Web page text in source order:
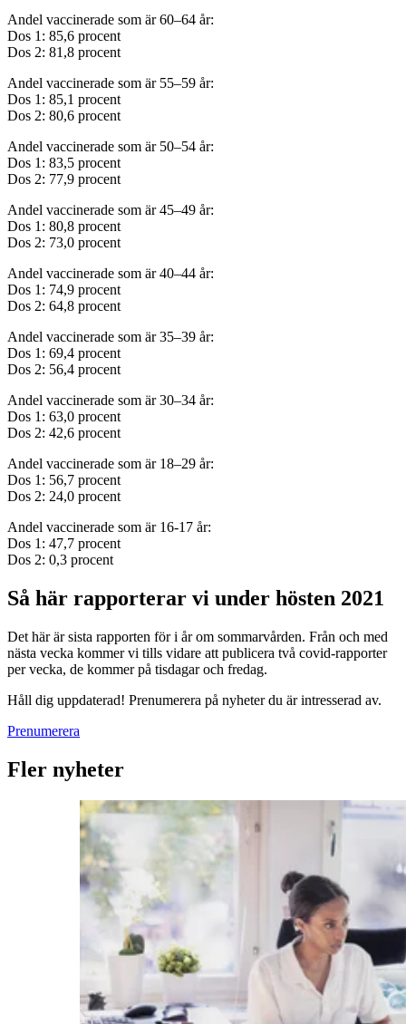
Andel vaccinerade som är 60–64 år:
Dos 1: 85,6 procent
Dos 2: 81,8 procent
Andel vaccinerade som är 55–59 år:
Dos 1: 85,1 procent
Dos 2: 80,6 procent
Andel vaccinerade som är 50–54 år:
Dos 1: 83,5 procent
Dos 2: 77,9 procent
Andel vaccinerade som är 45–49 år:
Dos 1: 80,8 procent
Dos 2: 73,0 procent
Andel vaccinerade som är 40–44 år:
Dos 1: 74,9 procent
Dos 2: 64,8 procent
Andel vaccinerade som är 35–39 år:
Dos 1: 69,4 procent
Dos 2: 56,4 procent
Andel vaccinerade som är 30–34 år:
Dos 1: 63,0 procent
Dos 2: 42,6 procent
Andel vaccinerade som är 18–29 år:
Dos 1: 56,7 procent
Dos 2: 24,0 procent
Andel vaccinerade som är 16-17 år:
Dos 1: 47,7 procent
Dos 2: 0,3 procent
Så här rapporterar vi under hösten 2021
Det här är sista rapporten för i år om sommarvården. Från och med
nästa vecka kommer vi tills vidare att publicera två covid-rapporter
per vecka, de kommer på tisdagar och fredag.
Håll dig uppdaterad! Prenumerera på nyheter du är intresserad av.
Prenumerera
Fler nyheter